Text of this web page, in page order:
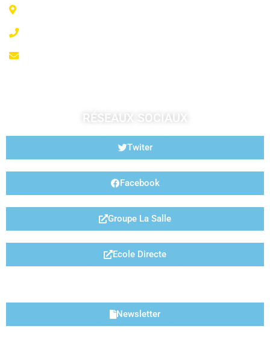
RÉSEAUX SOCIAUX
Twiter
Facebook
Groupe La Salle
Ecole Directe
Newsletter